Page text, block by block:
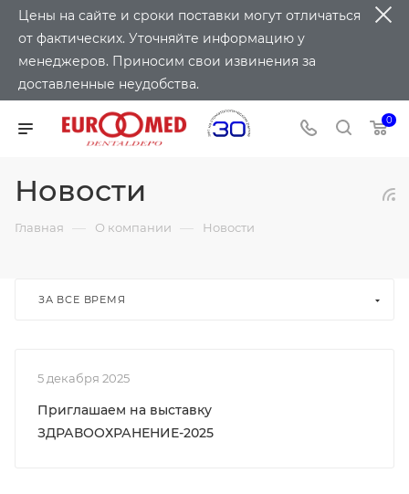
Цены на сайте и сроки поставки могут отличаться
от фактических. Уточняйте информацию у
менеджеров. Приносим свои извинения за
доставленные неудобства.
0
Новости
Главная — О компании — Новости
ЗА ВСЕ ВРЕМЯ
5 декабря 2025
Приглашаем на выставку
ЗДРАВООХРАНЕНИЕ-2025